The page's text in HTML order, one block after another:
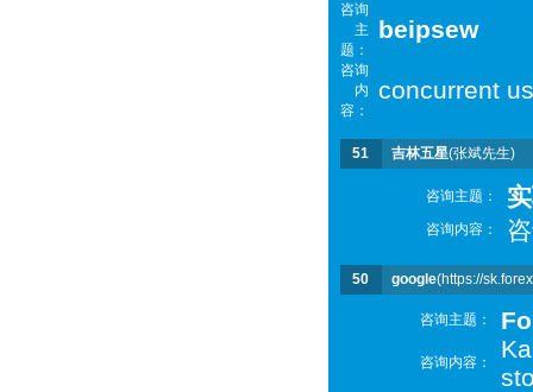
咨询
主
题：
beipsew
咨询
内
容：
concurrent
51 吉林五星(张斌先生)
咨询主题：
咨询内容：
50 google(https://
咨询主题：
咨询内容：